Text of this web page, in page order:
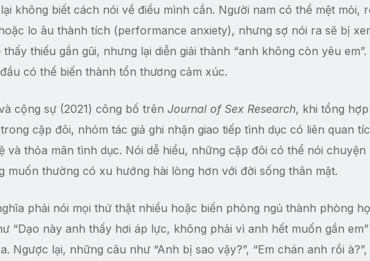
không biết cách nói về điều mình cần. Người nam có thể mệt mỏi,
lo âu thành tích (performance anxiety), nhưng sợ nói ra sẽ bị
thiếu gần gũi, nhưng lại diễn giải thành “anh không còn yêu em”.
có thể biến thành tổn thương cảm xúc.
cộng sự (2021) công bố trên Journal of Sex Research, khi tổng hợp
cặp đôi, nhóm tác giả ghi nhận giao tiếp tình dục có liên quan
và thỏa mãn tình dục. Nói dễ hiểu, những cặp đôi có thể nói chuyện
muốn thường có xu hướng hài lòng hơn với đời sống thân mật.
phải nói mọi thứ thật nhiều hoặc biến phòng ngủ thành phòng
“Dạo này anh thấy hơi áp lực, không phải vì anh hết muốn gần em”
Ngược lại, những câu như “Anh bị sao vậy?”, “Em chán anh rồi à?”,